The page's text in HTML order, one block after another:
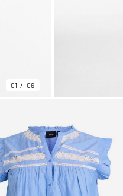
01 06